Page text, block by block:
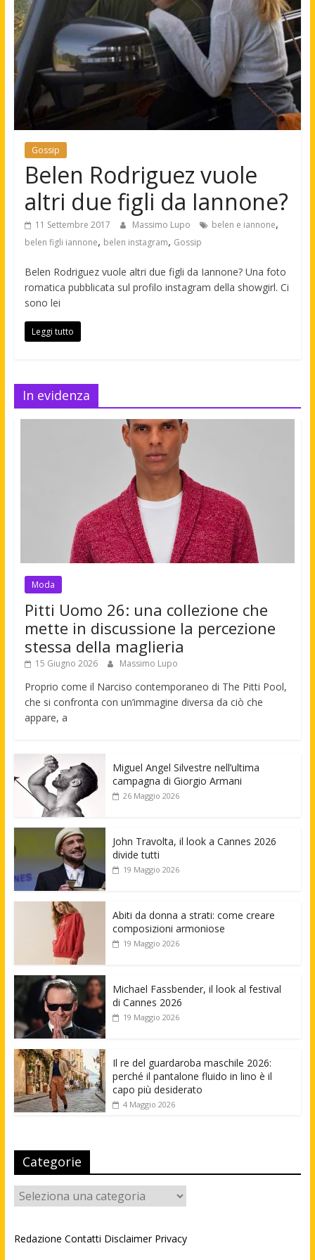
Gossip
Belen Rodriguez vuole
altri due figli da Iannone?
11 Settembre 2017 Massimo Lupo belen e iannone,
belen figli iannone, belen instagram, Gossip
Belen Rodriguez vuole altri due figli da Iannone? Una foto
romatica pubblicata sul profilo instagram della showgirl. Ci
sono lei
Leggi tutto
In evidenza
Moda
Pitti Uomo 26: una collezione che
mette in discussione la percezione
stessa della maglieria
15 Giugno 2026 Massimo Lupo
Proprio come il Narciso contemporaneo di The Pitti Pool,
che si confronta con un’immagine diversa da ciò che
appare, a
Miguel Angel Silvestre nell’ultima
campagna di Giorgio Armani
26 Maggio 2026
John Travolta, il look a Cannes 2026
divide tutti
19 Maggio 2026
Abiti da donna a strati: come creare
composizioni armoniose
19 Maggio 2026
Michael Fassbender, il look al festival
di Cannes 2026
19 Maggio 2026
Il re del guardaroba maschile 2026:
perché il pantalone fluido in lino è il
capo più desiderato
4 Maggio 2026
Categorie
Categorie
Redazione Contatti Disclaimer Privacy